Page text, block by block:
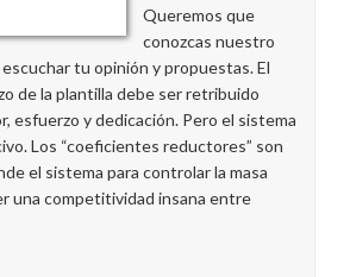
Queremos que
conozcas nuestro
tu opinión y propuestas. El
de la plantilla debe ser retribuido
esfuerzo y dedicación. Pero el sistema
Los “coeficientes reductores” son
el sistema para controlar la masa
una competitividad insana entre